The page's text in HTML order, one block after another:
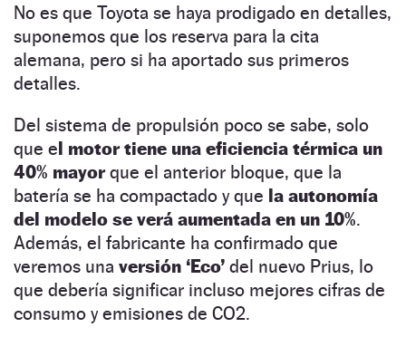
No es que Toyota se haya prodigado en detalles,
suponemos que los reserva para la cita
alemana, pero si ha aportado sus primeros
detalles.
Del sistema de propulsión poco se sabe, solo
que el motor tiene una eficiencia térmica un
40% mayorque el anterior bloque, que la
batería se ha compactado y que la autonomía
del modelo se verá aumentada en un 10%.
Además, el fabricante ha confirmado que
veremos una versión ‘Eco’ del nuevo Prius, lo
que debería significar incluso mejores cifras de
consumo y emisiones de CO2.